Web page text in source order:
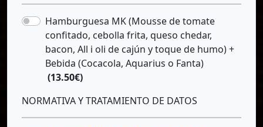
Hamburguesa MK (Mousse de tomate
confitado, cebolla frita, queso chedar,
bacon, All i oli de cajún y toque de humo) +
Bebida (Cocacola, Aquarius o Fanta)
(13.50€)
NORMATIVA Y TRATAMIENTO DE DATOS